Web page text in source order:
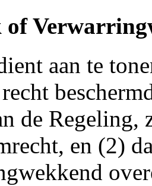
aan te
de Regeling,
en (2)